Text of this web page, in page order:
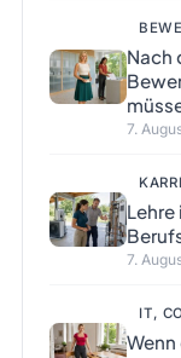
Nach
7.
Lehre
7.
IT,